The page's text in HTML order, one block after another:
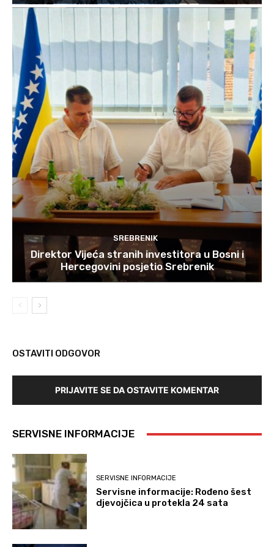
SREBRENIK
Direktor Vijeća stranih investitora u Bosni i
Hercegovini posjetio Srebrenik
OSTAVITI ODGOVOR
PRIJAVITE SE DA OSTAVITE KOMENTAR
SERVISNE INFORMACIJE
SERVISNE INFORMACIJE
Servisne informacije: Rođeno šest
djevojčica u protekla 24 sata